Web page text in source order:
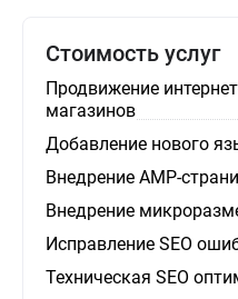
Стоимость услуг
Продвижение
магазинов
Добавление нового
Внедрение AMP-
Внедрение
Исправление SEO
Техническая SEO